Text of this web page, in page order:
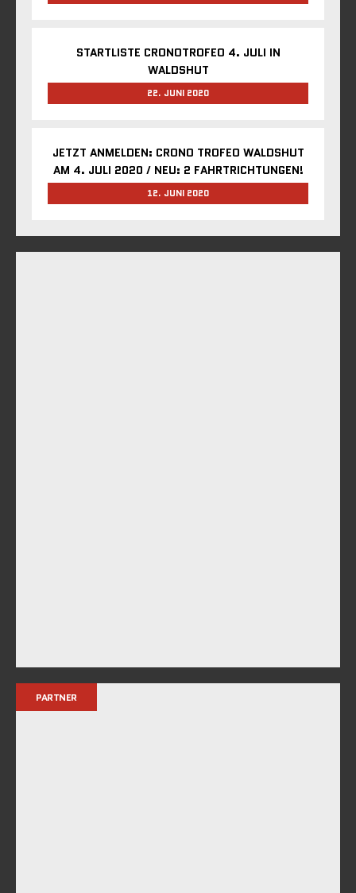
STARTLISTE CRONOTROFEO 4. JULI IN
WALDSHUT
22. JUNI 2020
JETZT ANMELDEN: CRONO TROFEO WALDSHUT
AM 4. JULI 2020 / NEU: 2 FAHRTRICHTUNGEN!
12. JUNI 2020
PARTNER